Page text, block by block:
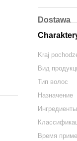
Dostawa
Kraj
Вид
Тип волос
Назначение
Ингредиенты
Время